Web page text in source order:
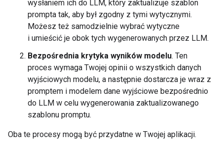
wysłaniem ich do LLM, który zaktualizuje szablon
prompta tak, aby był zgodny z tymi wytycznymi.
Możesz też samodzielnie wybrać wytyczne
i umieścić je obok tych wygenerowanych przez LLM.
Bezpośrednia krytyka wyników modelu. Ten
proces wymaga Twojej opinii o wszystkich danych
wyjściowych modelu, a następnie dostarcza je wraz z
promptem i modelem dane wyjściowe bezpośrednio
do LLM w celu wygenerowania zaktualizowanego
szablonu promptu.
Oba te procesy mogą być przydatne w Twojej aplikacji.